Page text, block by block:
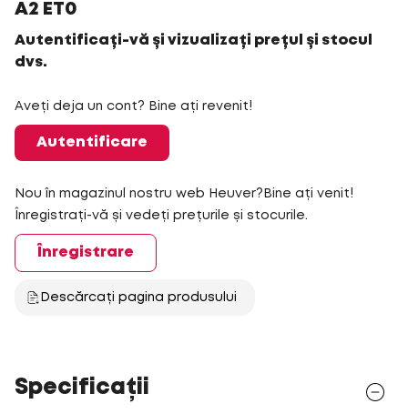
A2 ET0
Autentificați-vă și vizualizați prețul și stocul
dvs.
Aveți deja un cont? Bine ați revenit!
Autentificare
Nou în magazinul nostru web Heuver?Bine ați venit!
Înregistrați-vă și vedeți prețurile și stocurile.
Înregistrare
Descărcați pagina produsului
Specificații